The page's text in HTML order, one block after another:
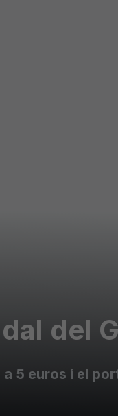
del
5 euros i el